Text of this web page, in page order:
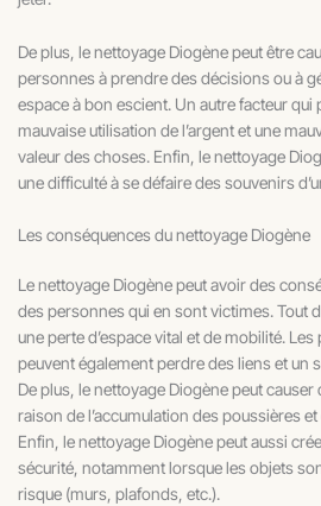
De plus, le nettoyage Diogène peut être
personnes à prendre des décisions ou à
espace à bon escient. Un autre facteur qui
mauvaise utilisation de l’argent et une
valeur des choses. Enfin, le nettoyage
une difficulté à se défaire des souvenirs
Les conséquences du nettoyage Diogène
Le nettoyage Diogène peut avoir des
des personnes qui en sont victimes. Tout
une perte d’espace vital et de mobilité.
peuvent également perdre des liens et un
De plus, le nettoyage Diogène peut
raison de l’accumulation des poussières
Enfin, le nettoyage Diogène peut aussi
sécurité, notamment lorsque les objets
risque (murs, plafonds, etc.).